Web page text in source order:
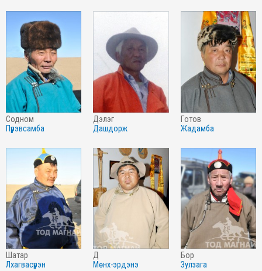
содном
пүрэвсамба
дэлэг
дашдорж
готов
жадамба
шатар
лхагвасүрэн
д
мөнх-эрдэнэ
бор
зулзага